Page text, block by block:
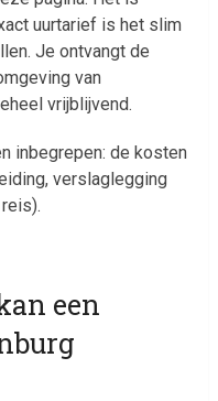
uurtarief is het slim
Je ontvangt de
van
vrijblijvend.
inbegrepen: de kosten
verslaglegging
een